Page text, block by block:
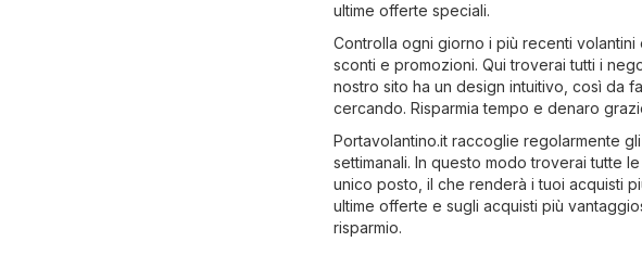
ultime offerte speciali.
Controlla ogni giorno i più recenti
sconti e promozioni. Qui troverai tutti i
nostro sito ha un design intuitivo, così da
cercando. Risparmia tempo e denaro
Portavolantino.it raccoglie regolarmente
settimanali. In questo modo troverai tutte
unico posto, il che renderà i tuoi acquisti
ultime offerte e sugli acquisti più
risparmio.